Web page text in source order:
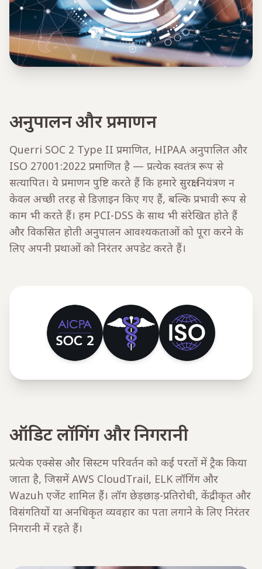
अनुपालन और प्रमाणन
Querri SOC 2 Type II प्रमाणित, HIPAA अनुपालित और
ISO 27001:2022 प्रमाणित है — प्रत्येक स्वतंत्र रूप से
सत्यापित। ये प्रमाणन पुष्टि करते हैं कि हमारे सुरक्षा नियंत्रण न
केवल अच्छी तरह से डिज़ाइन किए गए हैं, बल्कि प्रभावी रूप से
काम भी करते हैं। हम PCI-DSS के साथ भी संरेखित होते हैं
और विकसित होती अनुपालन आवश्यकताओं को पूरा करने के
लिए अपनी प्रथाओं को निरंतर अपडेट करते हैं।
ऑडिट लॉगिंग और निगरानी
प्रत्येक एक्सेस और सिस्टम परिवर्तन को कई परतों में ट्रैक किया
जाता है, जिसमें AWS CloudTrail, ELK लॉगिंग और
Wazuh एजेंट शामिल हैं। लॉग छेड़छाड़-प्रतिरोधी, केंद्रीकृत और
विसंगतियों या अनधिकृत व्यवहार का पता लगाने के लिए निरंतर
निगरानी में रहते हैं।